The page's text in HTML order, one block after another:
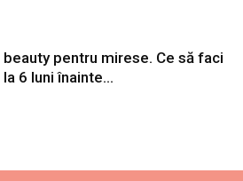
beauty pentru mirese. Ce să faci
la 6 luni înainte...